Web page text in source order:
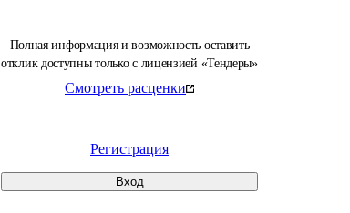
Полная информация и возможность оставить
отклик доступны только с лицензией «Тендеры»
Смотреть расценки
Регистрация
Вход